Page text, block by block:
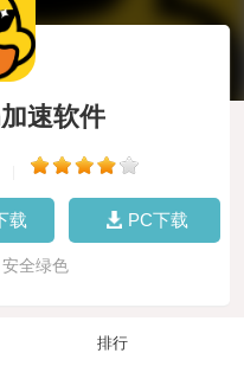
速软件
载 PC下载
全绿色
排行